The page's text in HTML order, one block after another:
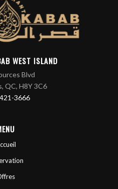
WEST ISLAND
Blvd
QC, H8Y 3C6
3666